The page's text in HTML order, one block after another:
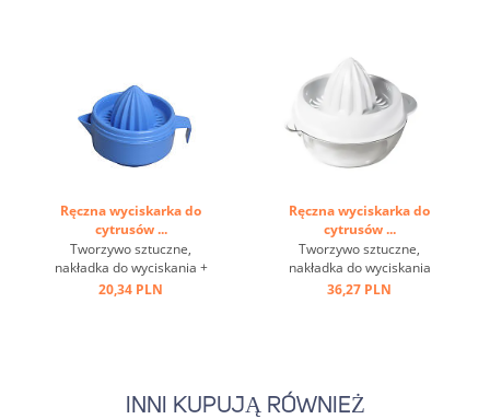
Ręczna wyciskarka do
cytrusów ...
Tworzywo sztuczne,
nakładka do wyciskania +
miseczka na sok ...
20,34 PLN
Ręczna wyciskarka do
cytrusów ...
Tworzywo sztuczne,
nakładka do wyciskania
biała + miseczka na sok
36,27 PLN
INNI KUPUJĄ RÓWNIEŻ